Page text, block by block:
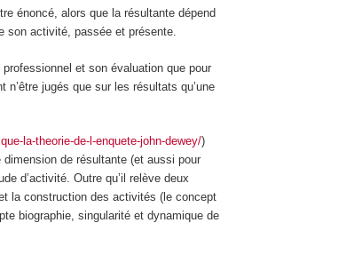
énoncé, alors que la résultante dépend
son activité, passée et présente.
et son évaluation que pour
jugés que sur les résultats qu’une
la-theorie-de-l-enquete-john-dewey/)
de résultante (et aussi pour
d’activité. Outre qu’il relève deux
la construction des activités (le concept
biographie, singularité et dynamique de